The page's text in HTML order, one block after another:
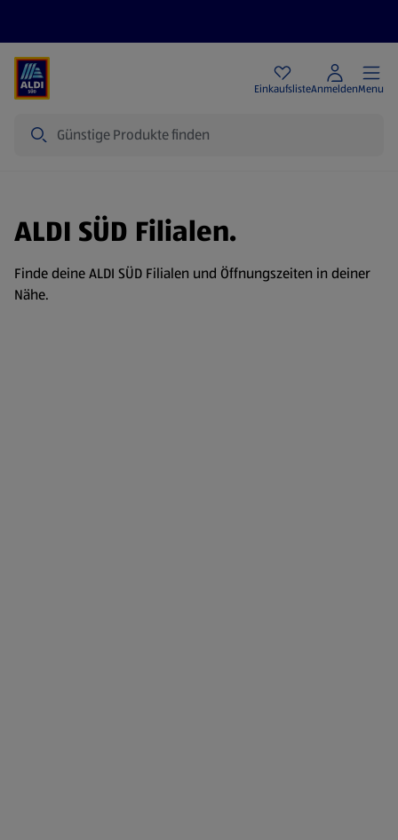
EinkaufslisteAnmeldenMenu
ALDI SÜD Filialen.
Finde deine ALDI SÜD Filialen und Öffnungszeiten in deiner
Nähe.